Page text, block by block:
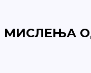
МИСЛЕЊА